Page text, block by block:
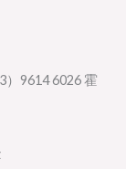
9614 6026 霍